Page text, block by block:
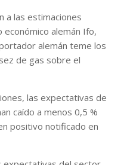
a las estimaciones
alemán Ifo,
alemán teme los
de gas sobre el
las expectativas de
caído a menos 0,5 %
positivo notificado en